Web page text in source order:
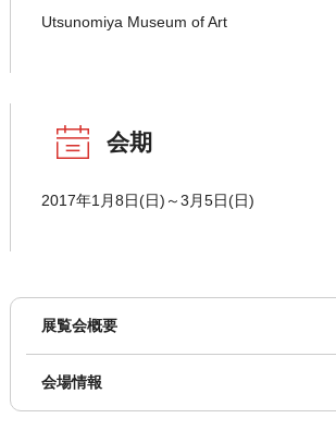
Utsunomiya Museum of Art
会期
2017年1月8日(日)～3月5日(日)
展覧会概要
会場情報